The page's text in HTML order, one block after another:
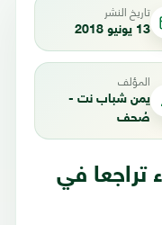
تاريخ النشر
13 يونيو 2018
المؤلف
يمن شباب نت -
صُحف
تراجعا في